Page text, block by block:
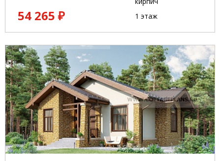
54 265 ₽
1 этаж